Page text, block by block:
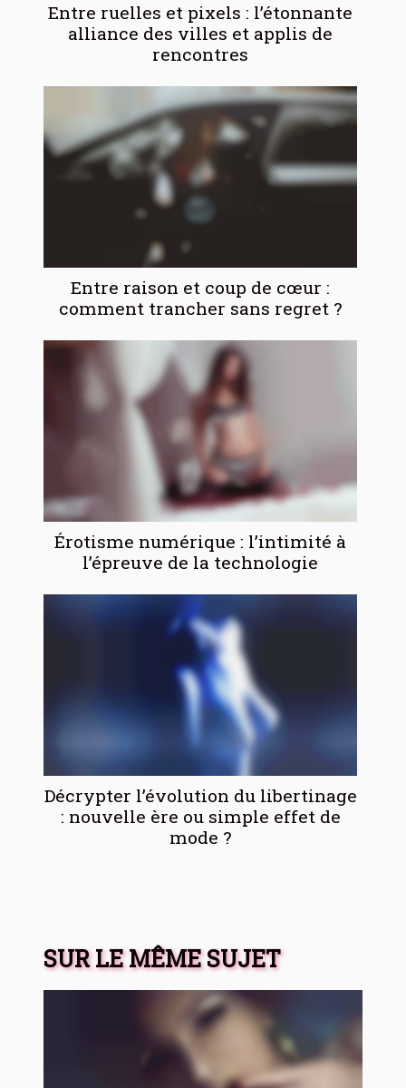
Entre ruelles et pixels : l’étonnante
alliance des villes et applis de
rencontres
Entre raison et coup de cœur :
comment trancher sans regret ?
Érotisme numérique : l’intimité à
l’épreuve de la technologie
Décrypter l’évolution du libertinage
: nouvelle ère ou simple effet de
mode ?
SUR LE MÊME SUJET